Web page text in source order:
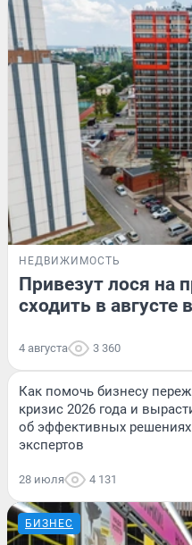
НЕДВИЖИМОСТЬ
Привезут лося на
сходить в августе
4 августа 3 360
Как помочь бизнесу
кризис 2026 года и
об эффективных решениях
экспертов
28 июля 4 131
БИЗНЕС